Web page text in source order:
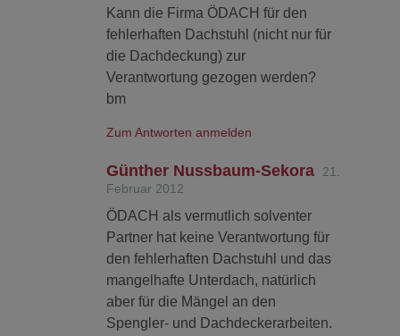
Kann die Firma ÖDACH für den
fehlerhaften Dachstuhl (nicht nur für
die Dachdeckung) zur
Verantwortung gezogen werden?
bm
Zum Antworten anmelden
Günther Nussbaum-Sekora
21.
Februar 2012
ÖDACH als vermutlich solventer
Partner hat keine Verantwortung für
den fehlerhaften Dachstuhl und das
mangelhafte Unterdach, natürlich
aber für die Mängel an den
Spengler- und Dachdeckerarbeiten.